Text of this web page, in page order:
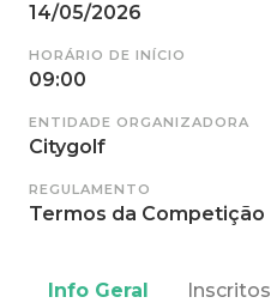
14/05/2026
HORÁRIO DE INÍCIO
09:00
ENTIDADE ORGANIZADORA
Citygolf
REGULAMENTO
Termos da Competição
Info Geral Inscritos